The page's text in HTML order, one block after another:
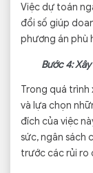
Việc dự toán
đổi số giúp
phương án phù
Bước 4:
Trong quá trình
và lựa chọn
đích của việc
sức, ngân sách
trước các rủi ro